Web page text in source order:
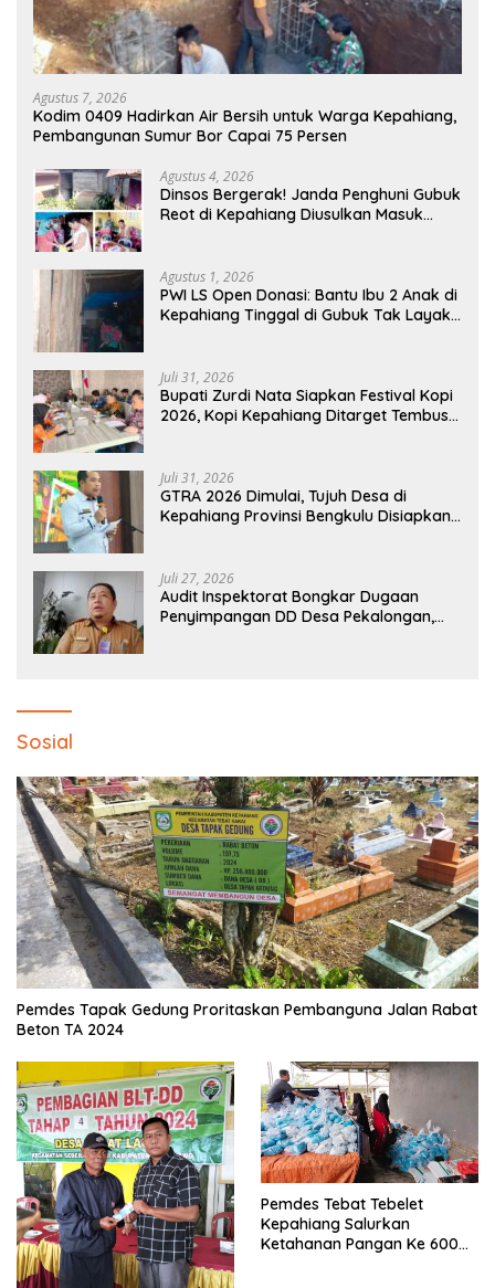
Agustus 7, 2026
Kodim 0409 Hadirkan Air Bersih untuk Warga Kepahiang,
Pembangunan Sumur Bor Capai 75 Persen
Agustus 4, 2026
Dinsos Bergerak! Janda Penghuni Gubuk
Reot di Kepahiang Diusulkan Masuk
Agustus 1, 2026
PWI LS Open Donasi: Bantu Ibu 2 Anak di
Kepahiang Tinggal di Gubuk Tak Layak
Juli 31, 2026
Bupati Zurdi Nata Siapkan Festival Kopi
2026, Kopi Kepahiang Ditarget Tembus
Juli 31, 2026
GTRA 2026 Dimulai, Tujuh Desa di
Kepahiang Provinsi Bengkulu Disiapkan
Juli 27, 2026
Audit Inspektorat Bongkar Dugaan
Penyimpangan DD Desa Pekalongan,
Sosial
Pemdes Tapak Gedung Proritaskan Pembanguna Jalan Rabat
Beton TA 2024
Pemdes Tebat Tebelet
Kepahiang Salurkan
Ketahanan Pangan Ke 600